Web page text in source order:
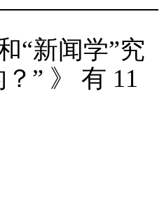
“新闻学”究
” 》 有 11